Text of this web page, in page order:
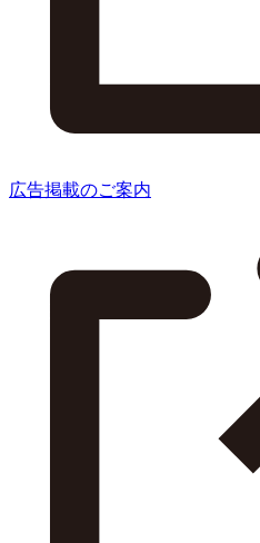
広告掲載のご案内